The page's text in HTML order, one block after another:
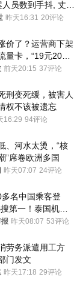
员数到手抖, 丈夫
前离场
昨天16:31 20评论
价了？运营商下架
量卡，“19元200
史
前天20:15 37评论
刑变死缓，被害人
权不该被遗忘
16:29 94评论
、河水太烫，“核
”席卷欧洲多国
昨天07:07 24评论
多名中国乘客登
第一！泰国机场
昨天08:07 53评论
劳务派遣用工方
门发文
昨天17:18 29评论